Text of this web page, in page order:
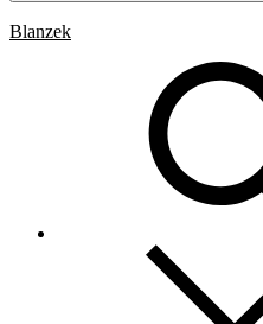
Blanzek